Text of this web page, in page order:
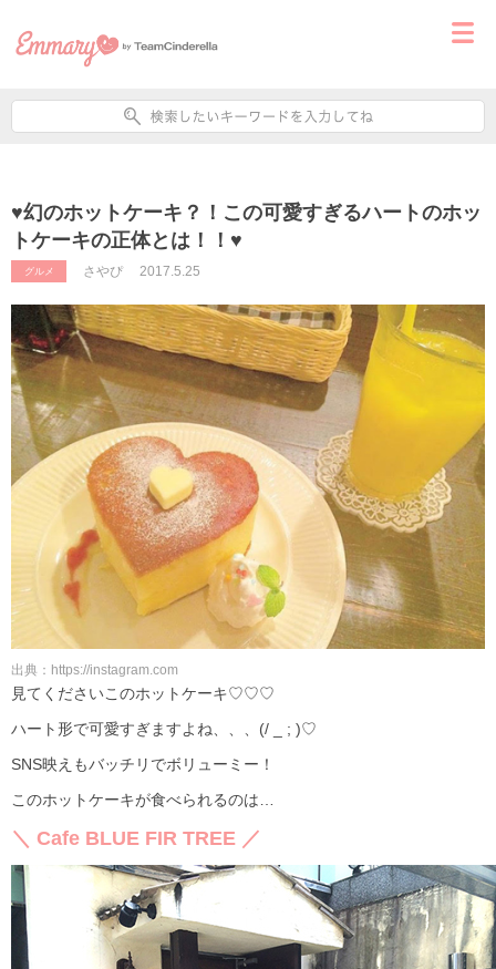
♥幻のホットケーキ？！この可愛すぎるハートのホッ
トケーキの正体とは！！♥
グルメ さやぴ 2017.5.25
出典：https://instagram.com
見てくださいこのホットケーキ♡♡♡
ハート形で可愛すぎますよね、、、(/ _ ; )♡
SNS映えもバッチリでボリューミー！
このホットケーキが食べられるのは…
＼ Cafe BLUE FIR TREE ／